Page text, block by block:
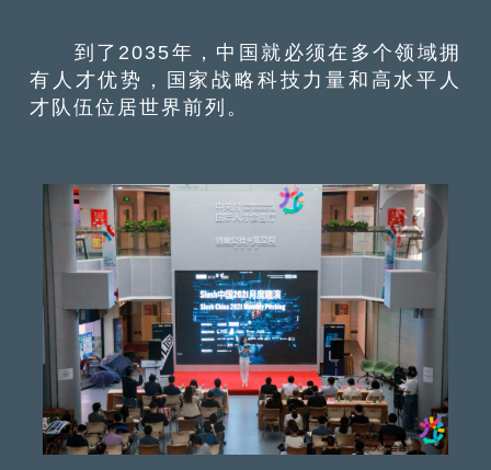
到了2035年，中国就必须在多个领域拥
有人才优势，国家战略科技力量和高水平人
才队伍位居世界前列。